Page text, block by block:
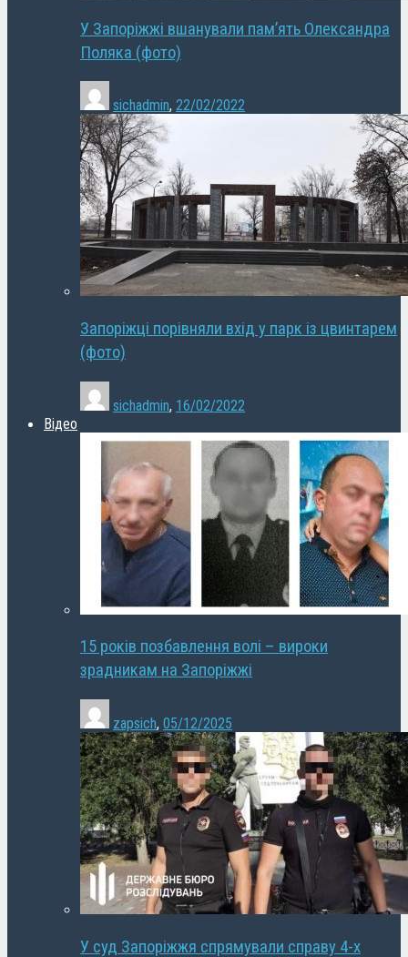
У Запоріжжі вшанували пам’ять Олександра
Поляка (фото)
sichadmin, 22/02/2022
Запоріжці порівняли вхід у парк із цвинтарем
(фото)
sichadmin, 16/02/2022
Відео
15 років позбавлення волі – вироки
зрадникам на Запоріжжі
zapsich, 05/12/2025
У суд Запоріжжя спрямували справу 4-х